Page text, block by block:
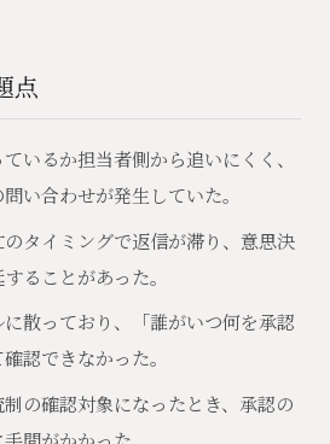
点
いるか担当者側から追いにくく、
い合わせが発生していた。
タイミングで返信が滞り、意思決
ることがあった。
散っており、「誰がいつ何を承認
認できなかった。
の確認対象になったとき、承認の